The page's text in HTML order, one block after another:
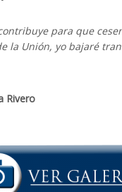
para que
la Unión, yo bajaré
Rivero